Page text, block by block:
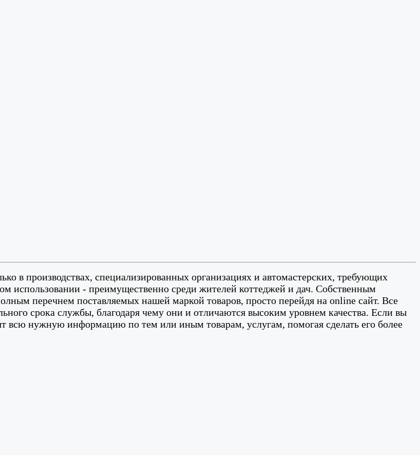
в производствах, специализированных организациях и автомастерских, требующих
использовании - преимущественно среди жителей коттеджей и дач. Собственным
перечнем поставляемых нашей маркой товаров, просто перейдя на online сайт. Все
срока службы, благодаря чему они и отличаются высоким уровнем качества. Если вы
всю нужную информацию по тем или иным товарам, услугам, помогая сделать его более